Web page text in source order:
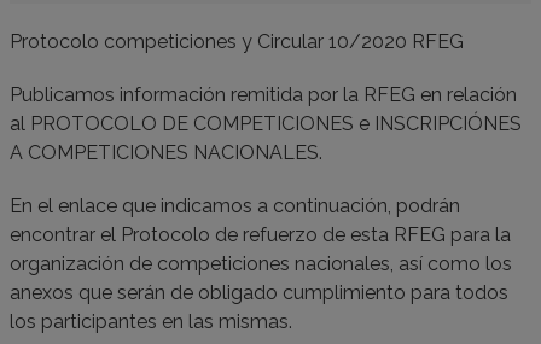
Protocolo competiciones y Circular 10/2020 RFEG
Publicamos información remitida por la RFEG en relación
al PROTOCOLO DE COMPETICIONES e INSCRIPCIÓNES
A COMPETICIONES NACIONALES.
En el enlace que indicamos a continuación, podrán
encontrar el Protocolo de refuerzo de esta RFEG para la
organización de competiciones nacionales, así como los
anexos que serán de obligado cumplimiento para todos
los participantes en las mismas.